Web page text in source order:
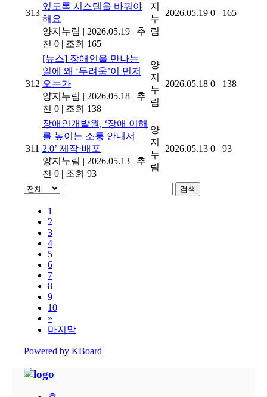
313
있도록 시스템을 바꿔야
해요
양지누림 | 2026.05.19 | 추
천 0 | 조회 165
지
누
림
2026.05.19 0 165
312
[뉴스] 장애인을 만나는
일에 왜 ‘두려움’이 먼저
오는가
양지누림 | 2026.05.18 | 추
천 0 | 조회 138
양
지
누
림
2026.05.18 0 138
311
장애인개발원, ‘장애 이해
를 높이는 소통 안내서
2.0’ 제작·배포
양지누림 | 2026.05.13 | 추
천 0 | 조회 93
양
지
누
림
2026.05.13 0 93
검색
1
2
3
4
5
6
7
8
9
10
»
마지막
Powered by KBoard